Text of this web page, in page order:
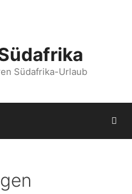
Südafrika-Urlaub